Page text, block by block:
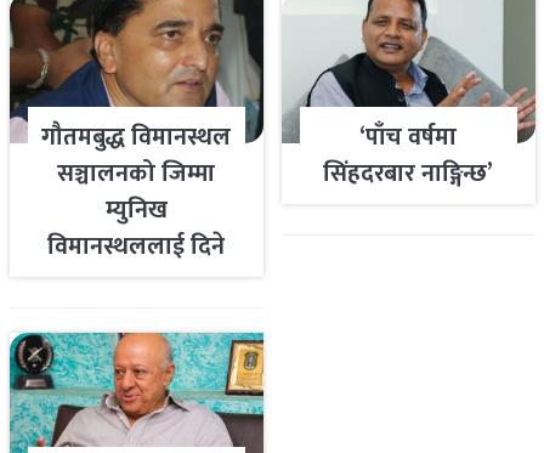
गौतमबुद्ध विमानस्थल
सञ्चालनको जिम्मा
म्युनिख
विमानस्थललाई दिने
‘पाँच वर्षमा
सिंहदरबार नाङ्गिन्छ’